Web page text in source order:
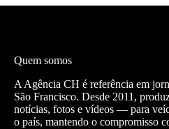
Quem somos
A Agência CH é referência em
São Francisco. Desde 2011,
notícias, fotos e vídeos — para
o país, mantendo o compromisso